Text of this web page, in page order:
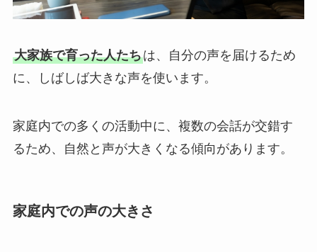
大家族で育った人たちは、自分の声を届けるため
に、しばしば大きな声を使います。
家庭内での多くの活動中に、複数の会話が交錯す
るため、自然と声が大きくなる傾向があります。
家庭内での声の大きさ